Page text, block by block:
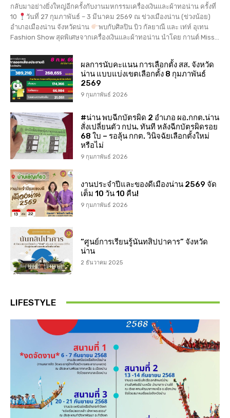
กลับมาอย่างยิ่งใหญ่อีกครั้งกับงานมหกรรมเครื่องเงินและผ้าทอน่าน ครั้งที่
10
วันที่ 27 กุมภาพันธ์ – 3 มีนาคม 2569 ณ ข่วงเมืองน่าน (ข่วงน้อย)
อำเภอเมืองน่าน จังหวัดน่าน
พบกับศิลปิน บิว กัลยาณี และ เท่ห์ อุเทน
Fashion Show สุดพิเศษจากเครื่องเงินและผ้าทอน่าน นำโดย กานต์ Miss...
ผลการนับคะแนน การเลือกตั้ง สส. จังหวัด
น่าน แบบแบ่งเขตเลือกตั้ง 8 กุมภาพันธ์
2569
9 กุมภาพันธ์ 2026
#น่าน พบฉีกบัตรผิด 2 อำเภอ ผอ.กกต.น่าน
สั่งเปลี่ยนตัว กปน. ทันที หลังฉีกบัตรผิดรอย
68 ใบ – รอลุ้น กกต. วินิจฉัยเลือกตั้งใหม่
หรือไม่
9 กุมภาพันธ์ 2026
งานประจำปีและของดีเมืองน่าน 2569 จัด
เต็ม 10 วัน 10 คืน!
9 กุมภาพันธ์ 2026
“ศูนย์การเรียนรู้นันทสิปปาคาร” จังหวัด
น่าน
2 ธันวาคม 2025
LIFESTYLE